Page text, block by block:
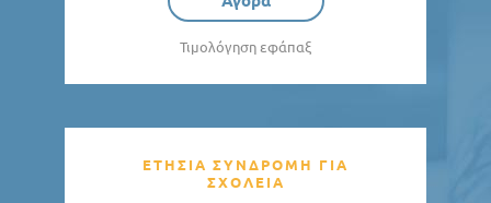
Τιμολόγηση εφάπαξ
ΕΤΗΣΙΑ ΣΥΝΔΡΟΜΗ ΓΙΑ
ΣΧΟΛΕΙΑ